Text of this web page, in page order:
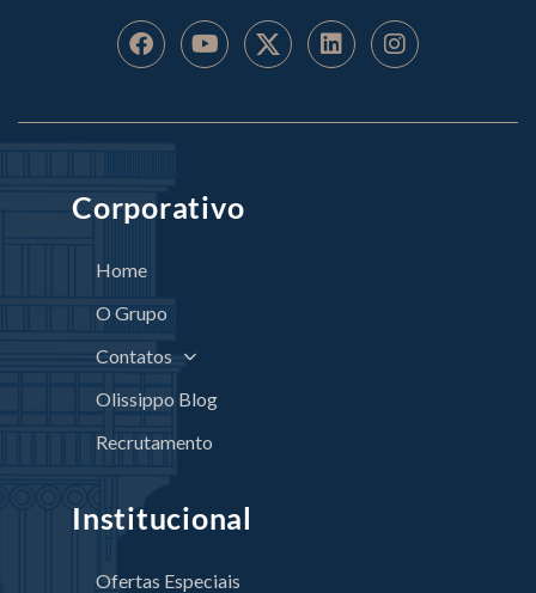
Corporativo
Home
O Grupo
Contatos
Olissippo Blog
Recrutamento
Institucional
Ofertas Especiais